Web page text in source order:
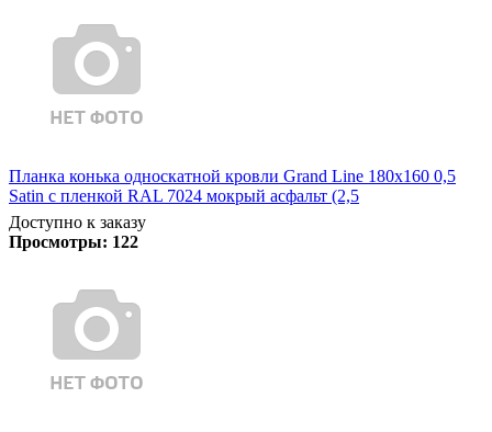
Планка конька односкатной кровли Grand Line 180x160 0,5
Satin с пленкой RAL 7024 мокрый асфальт (2,5
Доступно к заказу
Просмотры: 122